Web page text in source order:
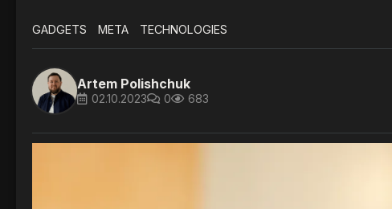
GADGETS META TECHNOLOGIES
Artem Polishchuk
02.10.2023 0 683